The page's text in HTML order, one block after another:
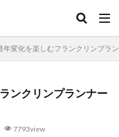
年変化を楽しむフランクリンプラ
ンクリンプランナー
7793view
入れ
贈り物